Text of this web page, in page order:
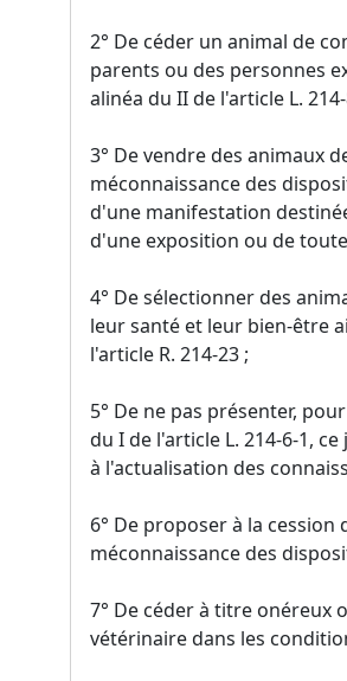
2° De céder un animal de
parents ou des personnes
alinéa du II de l'article L.
3° De vendre des animaux
méconnaissance des
d'une manifestation
d'une exposition ou de
4° De sélectionner des
leur santé et leur bien-être
l'article R. 214-23 ;
5° De ne pas présenter,
du I de l'article L. 214-6-1,
à l'actualisation des
6° De proposer à la
méconnaissance des
7° De céder à titre onéreux
vétérinaire dans les